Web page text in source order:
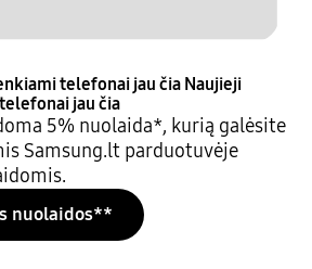
telefonai jau čia Naujieji
jau čia
5% nuolaida*, kurią galėsite
Samsung.lt parduotuvėje
nuolaidos**